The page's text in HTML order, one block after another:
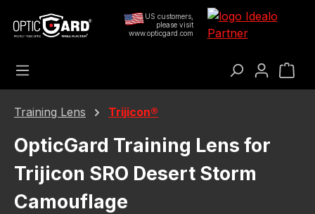
Preskoči na glavni sadržaj US customers,
please visit
www.opticgard.com
Training Lens Trijicon®
OpticGard Training Lens for
Trijicon SRO Desert Storm
Camouflage